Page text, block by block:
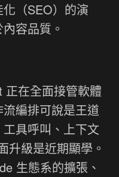
（SEO）的演
容品質。
正在全面接管軟體
編排可說是王道
具呼叫、上下文
升級是近期顯學。
生態系的擴張、